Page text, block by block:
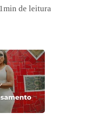
1min de leitura